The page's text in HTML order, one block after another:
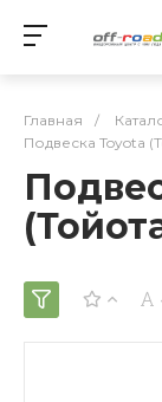
Главная /
Подвеска Toyota